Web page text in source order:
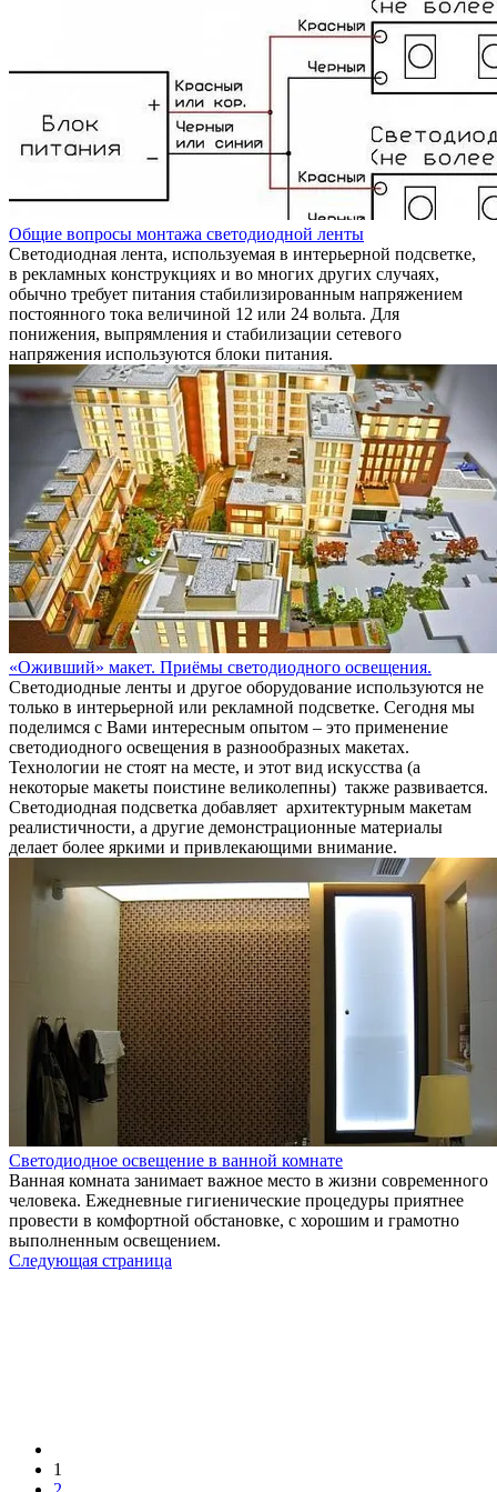
Общие вопросы монтажа светодиодной ленты
Светодиодная лента, используемая в интерьерной подсветке,
в рекламных конструкциях и во многих других случаях,
обычно требует питания стабилизированным напряжением
постоянного тока величиной 12 или 24 вольта. Для
понижения, выпрямления и стабилизации сетевого
напряжения используются блоки питания.
«Оживший» макет. Приёмы светодиодного освещения.
Светодиодные ленты и другое оборудование используются не
только в интерьерной или рекламной подсветке. Сегодня мы
поделимся с Вами интересным опытом – это применение
светодиодного освещения в разнообразных макетах.
Технологии не стоят на месте, и этот вид искусства (а
некоторые макеты поистине великолепны) также развивается.
Светодиодная подсветка добавляет архитектурным макетам
реалистичности, а другие демонстрационные материалы
делает более яркими и привлекающими внимание.
Светодиодное освещение в ванной комнате
Ванная комната занимает важное место в жизни современного
человека. Ежедневные гигиенические процедуры приятнее
провести в комфортной обстановке, с хорошим и грамотно
выполненным освещением.
Следующая страница
1